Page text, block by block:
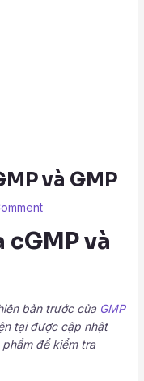
và GMP
và
bản trước của GMP
tại được cập nhật
để kiểm tra